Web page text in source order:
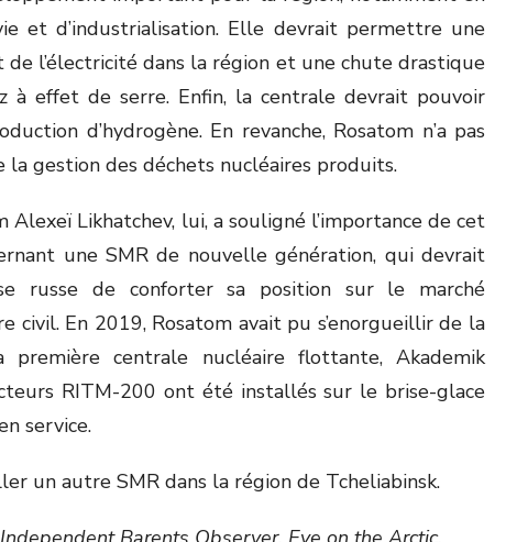
et d’industrialisation. Elle devrait permettre une
l’électricité dans la région et une chute drastique
à effet de serre. Enfin, la centrale devrait pouvoir
d’hydrogène. En revanche, Rosatom n’a pas
la gestion des déchets nucléaires produits.
Alexeï Likhatchev, lui, a souligné l’importance de cet
une SMR de nouvelle génération, qui devrait
russe de conforter sa position sur le marché
civil. En 2019, Rosatom avait pu s’enorgueillir de la
centrale nucléaire flottante, Akademik
RITM-200 ont été installés sur le brise-glace
service.
un autre SMR dans la région de Tcheliabinsk.